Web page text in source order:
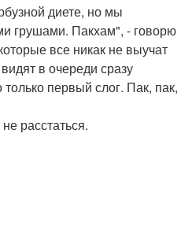
диете, но мы
грушами. Пакхам", - говорю
все никак не выучат
в очереди сразу
первый слог. Пак, пак,
расстаться.